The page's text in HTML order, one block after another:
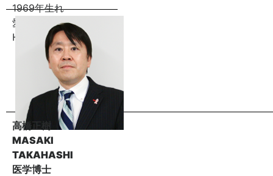
1969年生れ
愛知県出身
H5年名古屋大学卒
高橋正樹
MASAKI
TAKAHASHI
医学博士